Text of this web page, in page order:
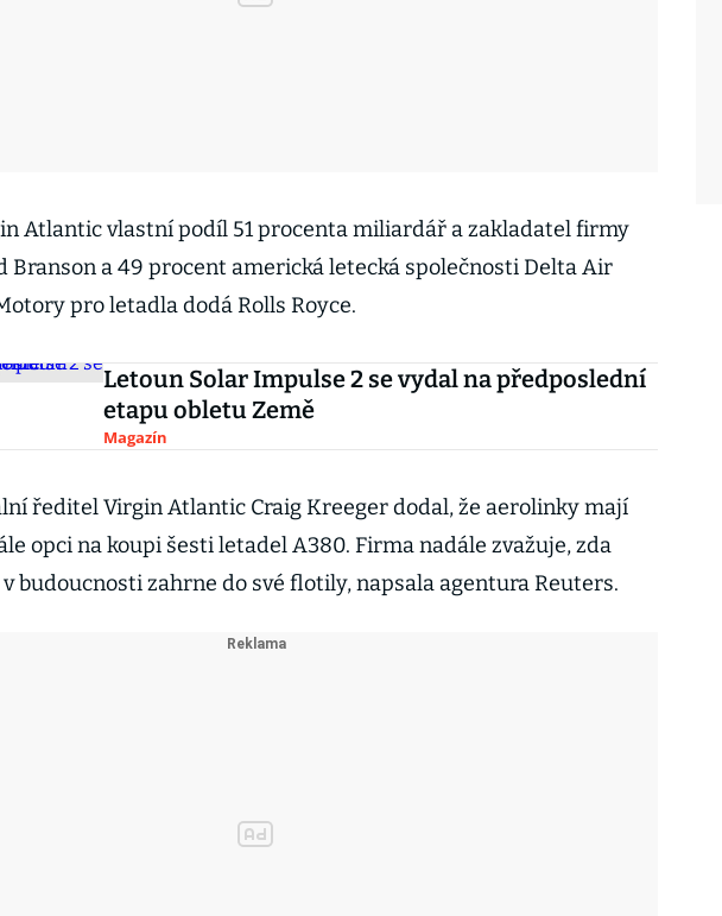
Atlantic vlastní podíl 51 procenta miliardář a zakladatel firmy
Branson a 49 procent americká letecká společnosti Delta Air
pro letadla dodá Rolls Royce.
Letoun Solar Impulse 2 se vydal na předposlední
etapu obletu Země
Magazín
ředitel Virgin Atlantic Craig Kreeger dodal, že aerolinky mají
opci na koupi šesti letadel A380. Firma nadále zvažuje, zda
budoucnosti zahrne do své flotily, napsala agentura Reuters.